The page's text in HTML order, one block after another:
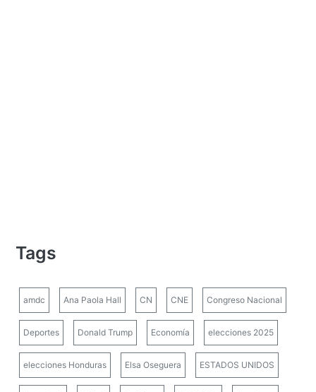
Tags
amdc Ana Paola Hall CN CNE Congreso Nacional
Deportes Donald Trump Economía elecciones 2025
elecciones Honduras Elsa Oseguera ESTADOS UNIDOS